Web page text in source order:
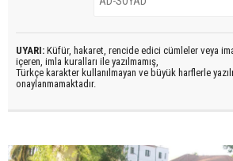
UYARI: Küfür, hakaret, rencide edici cümleler veya
içeren, imla kuralları ile yazılmamış,
Türkçe karakter kullanılmayan ve büyük harflerle
onaylanmamaktadır.